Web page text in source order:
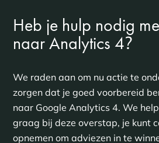
Heb je hulp nodig
naar Analytics 4?
We raden aan om nu actie te
zorgen dat je goed voorbereid
naar Google Analytics 4. We
graag bij deze overstap, je kunt
opnemen om adviezen in te